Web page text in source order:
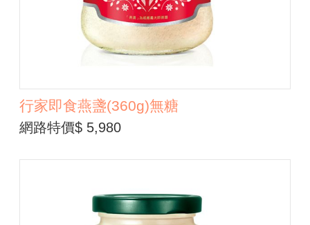
行家即食燕盞(360g)無糖
網路特價$ 5,980